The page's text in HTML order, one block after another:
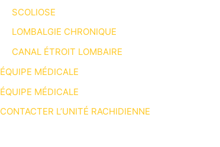
SCOLIOSE
LOMBALGIE CHRONIQUE
CANAL ÉTROIT LOMBAIRE
ÉQUIPE MÉDICALE
ÉQUIPE MÉDICALE
CONTACTER L’UNITÉ RACHIDIENNE